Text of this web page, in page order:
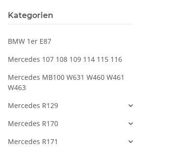
Kategorien
BMW 1er E87
Mercedes 107 108 109 114 115 116
Mercedes MB100 W631 W460 W461
W463
Mercedes R129
Mercedes R170
Mercedes R171